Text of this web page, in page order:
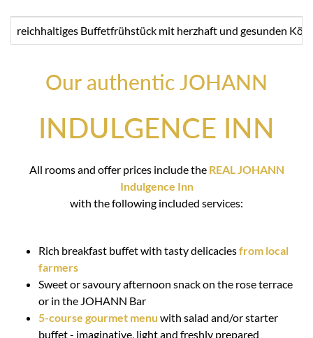
reichhaltiges Buffetfrühstück mit herzhaft und gesunden
Our authentic JOHANN
INDULGENCE INN
All rooms and offer prices include the REAL JOHANN
Indulgence Inn
with the following included services:
Rich breakfast buffet with tasty delicaciesfrom local
farmers
Sweet or savoury afternoon snack on the rose terrace
or in the JOHANN Bar
5-course gourmet menu with salad and/or starter
buffet - imaginative, light and freshly prepared